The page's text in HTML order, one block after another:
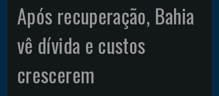
Após recuperação, Bahia
vê dívida e custos
crescerem